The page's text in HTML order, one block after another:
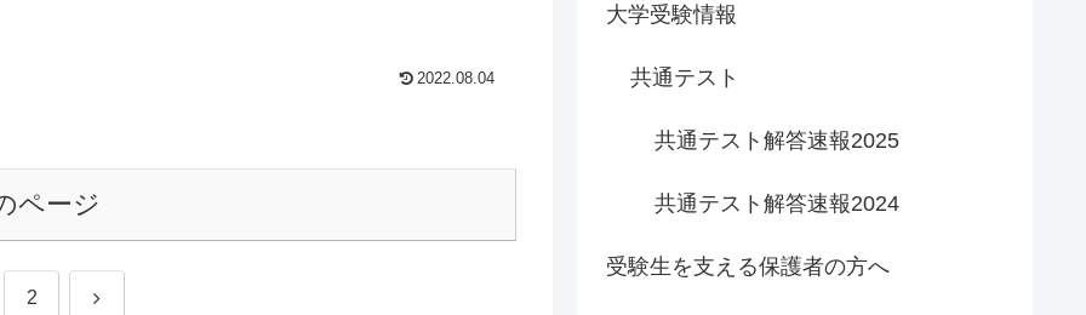
2022.08.04
ページ
2 次
大学受験情報
共通テスト
共通テスト解答速報2025
共通テスト解答速報2024
受験生を支える保護者の方へ